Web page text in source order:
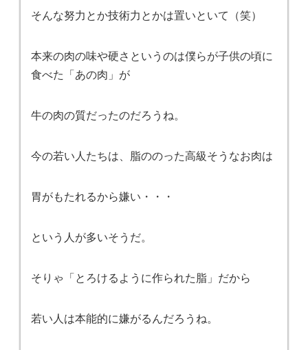
そんな努力とか技術力とかは置いといて（笑）
本来の肉の味や硬さというのは僕らが子供の頃に
食べた「あの肉」が
牛の肉の質だったのだろうね。
今の若い人たちは、脂ののった高級そうなお肉は
胃がもたれるから嫌い・・・
という人が多いそうだ。
そりゃ「とろけるように作られた脂」だから
若い人は本能的に嫌がるんだろうね。